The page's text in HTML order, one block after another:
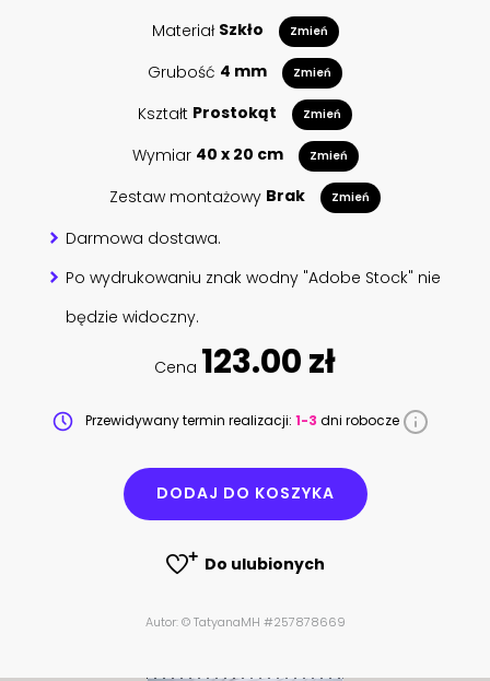
Materiał Szkło Zmień
Grubość 4 mm Zmień
Kształt Prostokąt Zmień
Wymiar 40 x 20 cm Zmień
Zestaw montażowy Brak Zmień
Darmowa dostawa.
Po wydrukowaniu znak wodny "Adobe Stock" nie
będzie widoczny.
Cena 123.00 zł
Przewidywany termin realizacji: 1-3 dni robocze
DODAJ DO KOSZYKA
Do ulubionych
Autor: © TatyanaMH #257878669